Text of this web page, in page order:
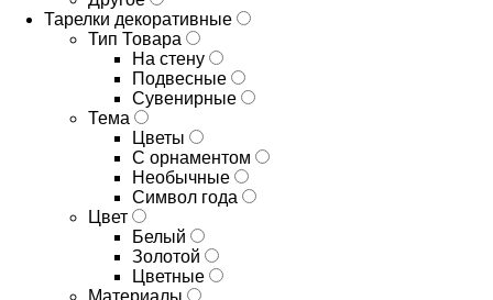
Тарелки декоративные
Тип Товара
На стену
Подвесные
Сувенирные
Тема
Цветы
С орнаментом
Необычные
Символ года
Цвет
Белый
Золотой
Цветные
Материалы